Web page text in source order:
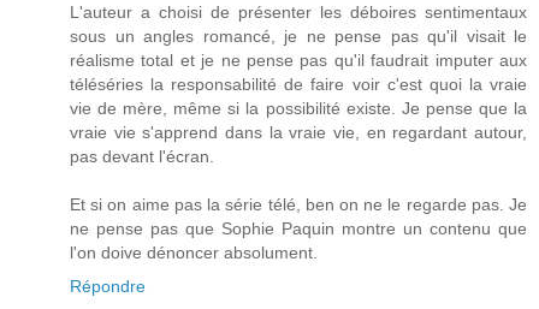
L'auteur a choisi de présenter les déboires sentimentaux
sous un angles romancé, je ne pense pas qu'il visait le
réalisme total et je ne pense pas qu'il faudrait imputer aux
téléséries la responsabilité de faire voir c'est quoi la vraie
vie de mère, même si la possibilité existe. Je pense que la
vraie vie s'apprend dans la vraie vie, en regardant autour,
pas devant l'écran.
Et si on aime pas la série télé, ben on ne le regarde pas. Je
ne pense pas que Sophie Paquin montre un contenu que
l'on doive dénoncer absolument.
Répondre